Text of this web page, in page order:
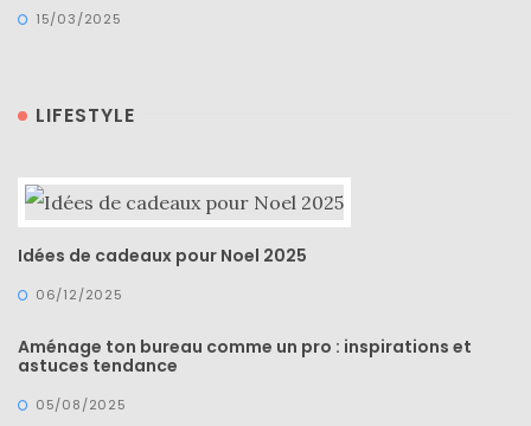
(502)
Conseils
mode
(25)
Découvertes
(5)
Derniers
15/03/2025
LIFESTYLE
Idées de cadeaux pour Noel 2025
06/12/2025
Aménage ton bureau comme un pro : inspirations et
astuces tendance
05/08/2025